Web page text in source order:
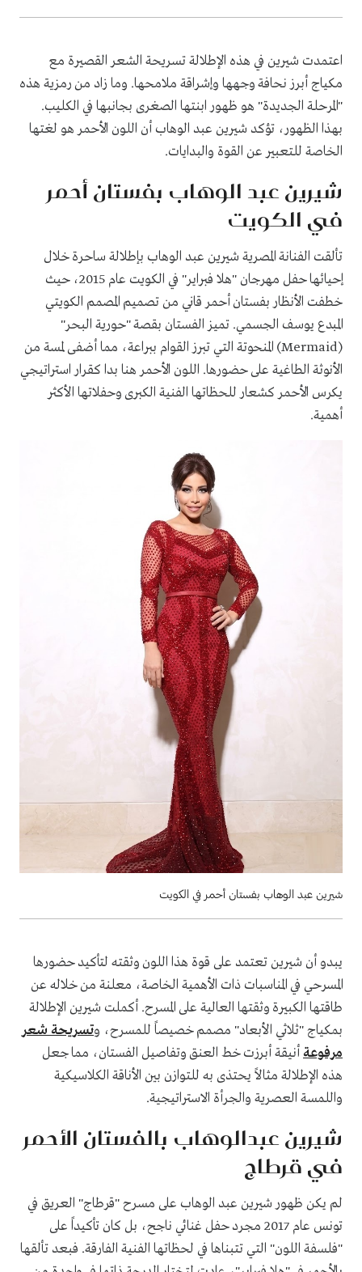
اعتمدت شيرين في هذه الإطلالة تسريحة الشعر القصيرة مع
مكياج أبرز نحافة وجهها وإشراقة ملامحها. وما زاد من رمزية هذه
"المرحلة الجديدة" هو ظهور ابنتها الصغرى بجانبها في الكليب.
بهذا الظهور، تؤكد شيرين عبد الوهاب أن اللون الأحمر هو لغتها
الخاصة للتعبير عن القوة والبدايات.
شيرين عبد الوهاب بفستان أحمر
في الكويت
تألقت الفنانة المصرية شيرين عبد الوهاب بإطلالة ساحرة خلال
إحيائها حفل مهرجان "هلا فبراير" في الكويت عام 2015، حيث
خطفت الأنظار بفستان أحمر قاني من تصميم المصمم الكويتي
المبدع يوسف الجسمي. تميز الفستان بقصة "حورية البحر"
(Mermaid) المنحوتة التي تبرز القوام ببراعة، مما أضفى لمسة من
الأنوثة الطاغية على حضورها. اللون الأحمر هنا بدا كقرار استراتيجي
يكرس الأحمر كشعار للحظاتها الفنية الكبرى وحفلاتها الأكثر
أهمية.
شيرين عبد الوهاب بفستان أحمر في الكويت
يبدو أن شيرين تعتمد على قوة هذا اللون وثقته لتأكيد حضورها
المسرحي في المناسبات ذات الأهمية الخاصة، معلنة من خلاله عن
طاقتها الكبيرة وثقتها العالية على المسرح. أكملت شيرين الإطلالة
بمكياج "ثلاثي الأبعاد" مصمم خصيصاً للمسرح، وتسريحة شعر
مرفوعة أنيقة أبرزت خط العنق وتفاصيل الفستان، مما جعل
هذه الإطلالة مثالاً يحتذى به للتوازن بين الأناقة الكلاسيكية
واللمسة العصرية والجرأة الاستراتيجية.
شيرين عبدالوهاب بالفستان الأحمر
في قرطاج
لم يكن ظهور شيرين عبد الوهاب على مسرح "قرطاج" العريق في
تونس عام 2017 مجرد حفل غنائي ناجح، بل كان تأكيداً على
"فلسفة اللون" التي تتبناها في لحظاتها الفنية الفارقة. فبعد تألقها